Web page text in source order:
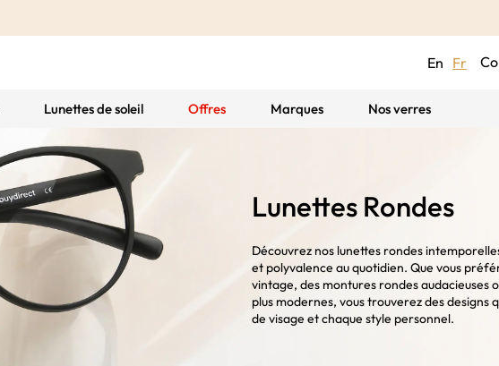
En Fr
Lunettes de soleil Offres Marques Nos verres
Lunettes Rondes
Découvrez nos lunettes rondes
et polyvalence au quotidien. Que vous
vintage, des montures rondes audacieuses
plus modernes, vous trouverez des designs
de visage et chaque style personnel.